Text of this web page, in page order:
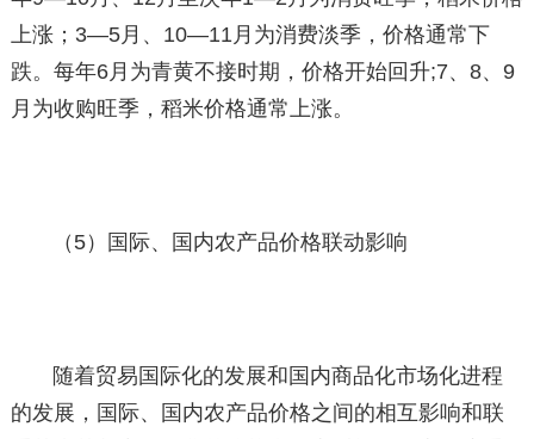
上涨；3—5月、10—11月为消费淡季，价格通常下
跌。每年6月为青黄不接时期，价格开始回升;7、8、9
月为收购旺季，稻米价格通常上涨。
（5）国际、国内农产品价格联动影响
随着贸易国际化的发展和国内商品化市场化进程
的发展，国际、国内农产品价格之间的相互影响和联